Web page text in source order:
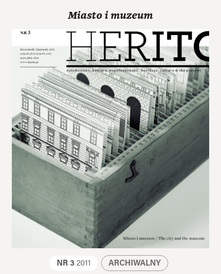
Miasto i muzeum
NR 32011 ARCHIWALNY